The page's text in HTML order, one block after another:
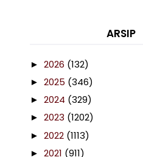
ARSIP
► 2026 (132)
► 2025 (346)
► 2024 (329)
► 2023 (1202)
► 2022 (1113)
► 2021 (911)